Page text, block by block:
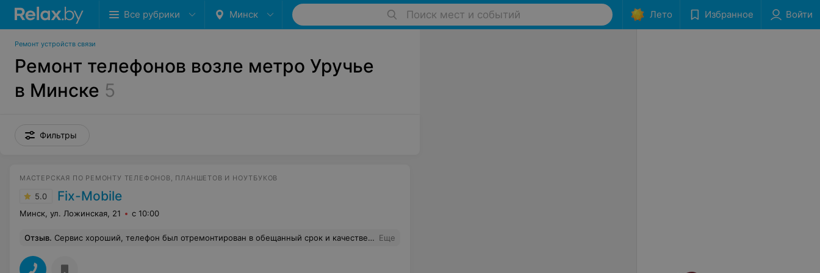
Все рубрики Минск Поиск мест и событий Лето Избранное Войти
Ремонт устройств связи
Ремонт телефонов возле метро Уручье
в Минске 5
Фильтры
МАСТЕРСКАЯ ПО РЕМОНТУ ТЕЛЕФОНОВ, ПЛАНШЕТОВ И НОУТБУКОВ
5.0 Fix-Mobile
Минск, ул. Ложинская, 21 с 10:00
Отзыв. Сервис хороший, телефон был отремонтирован в обещанный срок и качественно. Экран снова как новый. Дали гарантию. Цены ниже, чем в других сервисах Еще